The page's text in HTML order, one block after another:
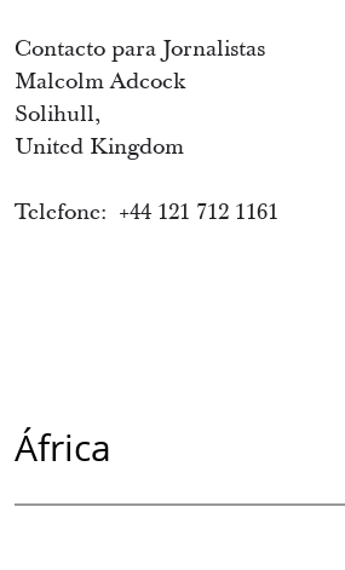
Contacto para Jornalistas
Malcolm Adcock
Solihull,
United Kingdom
Telefone: +44 121 712 1161
África